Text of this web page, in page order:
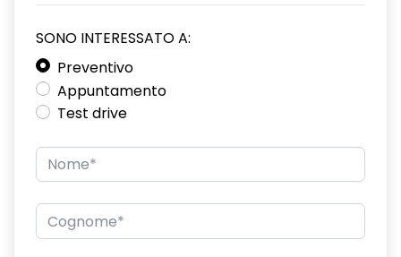
Distance warning avviso distanza di sicurezza
Driver display con schermo TFT da 3,5''
Eco Mode
compatibile 2G/3G o 4G/5G in base al veicolo
Firma luminosa pixelata con fari full LED
HARM03
SONO INTERESSATO A:
Preventivo
Appuntamento
Test drive